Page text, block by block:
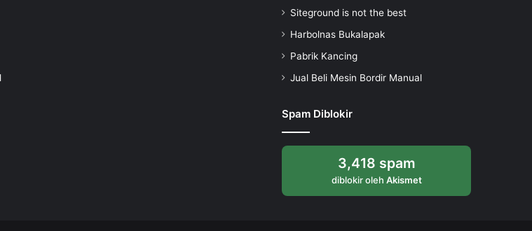
Siteground is not the best
Harbolnas Bukalapak
Pabrik Kancing
Jual Beli Mesin Bordir Manual
Spam Diblokir
3,418 spam
diblokir oleh Akismet